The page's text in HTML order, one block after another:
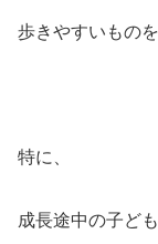
歩きやすいもの
特に、
成長途中の子ど